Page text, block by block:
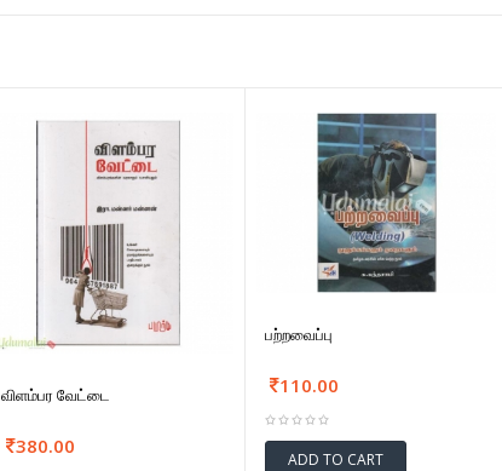
விளம்பர வேட்டை
380.00
பற்றவைப்பு
110.00
ADD TO CART